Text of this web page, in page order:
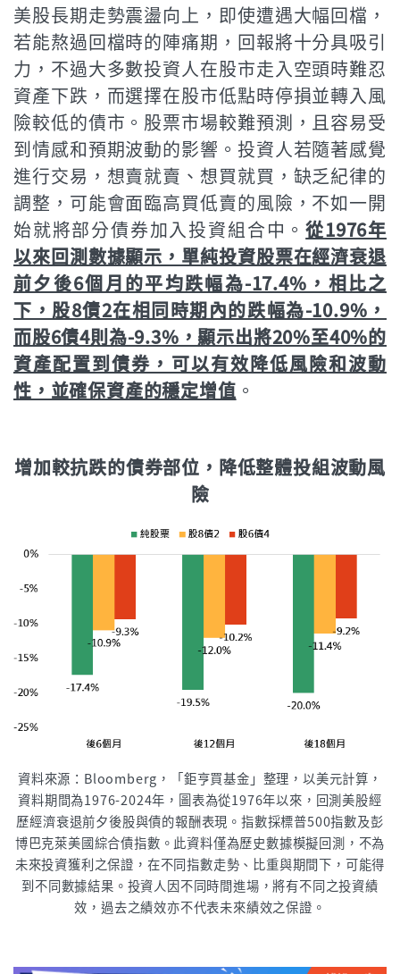
美股長期走勢震盪向上，即使遭遇大幅回檔，
若能熬過回檔時的陣痛期，回報將十分具吸引
力，不過大多數投資人在股市走入空頭時難忍
資產下跌，而選擇在股市低點時停損並轉入風
險較低的債市。股票市場較難預測，且容易受
到情感和預期波動的影響。投資人若隨著感覺
進行交易，想賣就賣、想買就買，缺乏紀律的
調整，可能會面臨高買低賣的風險，不如一開
始就將部分債券加入投資組合中。從1976年
以來回測數據顯示，單純投資股票在經濟衰退
前夕後6個月的平均跌幅為-17.4%，相比之
下，股8債2在相同時期內的跌幅為-10.9%，
而股6債4則為-9.3%，顯示出將20%至40%的
資產配置到債券，可以有效降低風險和波動
性，並確保資產的穩定增值 。
增加較抗跌的債券部位，降低整體投組波動風
險
資料來源：Bloomberg，「鉅亨買基金」整理，以美元計算，
資料期間為1976-2024年，圖表為從1976年以來，回測美股經
歷經濟衰退前夕後股與債的報酬表現。指數採標普500指數及彭
博巴克萊美國綜合債指數。此資料僅為歷史數據模擬回測，不為
未來投資獲利之保證，在不同指數走勢、比重與期間下，可能得
到不同數據結果。投資人因不同時間進場，將有不同之投資績
效，過去之績效亦不代表未來績效之保證。